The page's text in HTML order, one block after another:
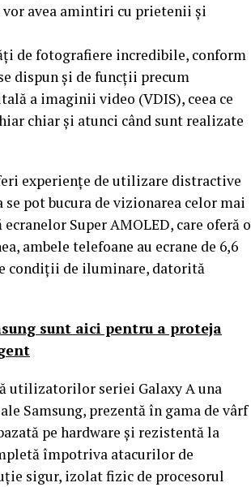
avea amintiri cu prietenii și
de fotografiere incredibile, conform
dispun și de funcții precum
a imaginii video (VDIS), ceea ce
chiar și atunci când sunt realizate
experiențe de utilizare distractive
pot bucura de vizionarea celor mai
Super AMOLED, care oferă o
ambele telefoane au ecrane de 6,6
condiții de iluminare, datorită
sunt aici pentru a proteja
utilizatorilor seriei Galaxy A una
Samsung, prezentă în gama de vârf
pe hardware și rezistentă la
împotriva atacurilor de
sigur, izolat fizic de procesorul